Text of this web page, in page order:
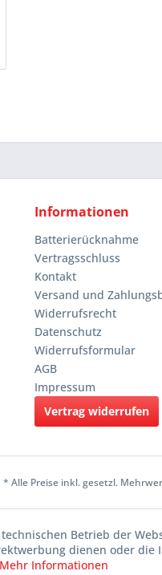
Informationen
Batterierücknahme
Vertragsschluss
Kontakt
Versand und
Widerrufsrecht
Datenschutz
Widerrufsformular
AGB
Impressum
Vertrag widerrufen
* Alle Preise inkl. gesetzl.
Betrieb der
dienen oder
Mehr Informationen